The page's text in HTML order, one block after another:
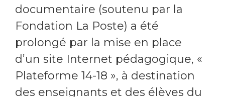
documentaire (soutenu par la
Fondation La Poste) a été
prolongé par la mise en place
d’un site Internet pédagogique, «
Plateforme 14-18 », à destination
des enseignants et des élèves du